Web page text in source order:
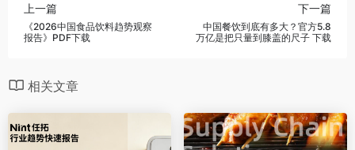
上一篇
《2026中国食品饮料趋势观察
报告》PDF下载
下一篇
中国餐饮到底有多大？官方5.8
万亿是把只量到膝盖的尺子 下载
相关文章